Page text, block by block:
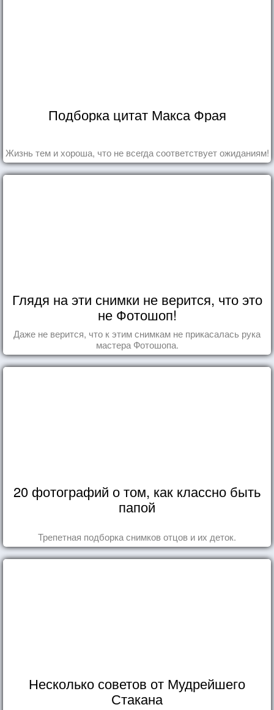
Подборка цитат Макса Фрая
Жизнь тем и хороша, что не всегда соответствует ожиданиям!
Глядя на эти снимки не верится, что это
не Фотошоп!
Даже не верится, что к этим снимкам не прикасалась рука
мастера Фотошопа.
20 фотографий о том, как классно быть
папой
Трепетная подборка снимков отцов и их деток.
Несколько советов от Мудрейшего
Стакана